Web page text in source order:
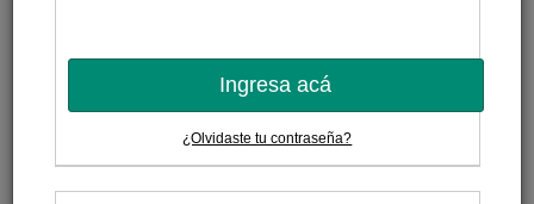
Ingresa acá
¿Olvidaste tu contraseña?